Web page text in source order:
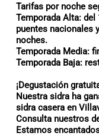
Tarifas por noche
Temporada Alta: del
puentes nacionales
noches.
Temporada Media:
Temporada Baja:
¡Degustación
Nuestra sidra ha
sidra casera en
Consulta nuestros
Estamos